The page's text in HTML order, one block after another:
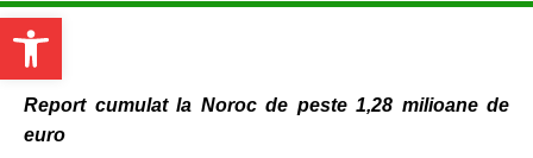
Open toolbar
Report cumulat la Noroc de peste 1,28 milioane de
euro